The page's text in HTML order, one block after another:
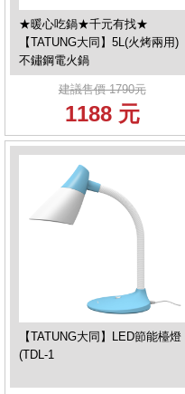
★暖心吃鍋★千元有找★
【TATUNG大同】5L(火烤兩用)
不鏽鋼電火鍋
建議售價 1790元
1188 元
【TATUNG大同】LED節能檯燈
(TDL-1